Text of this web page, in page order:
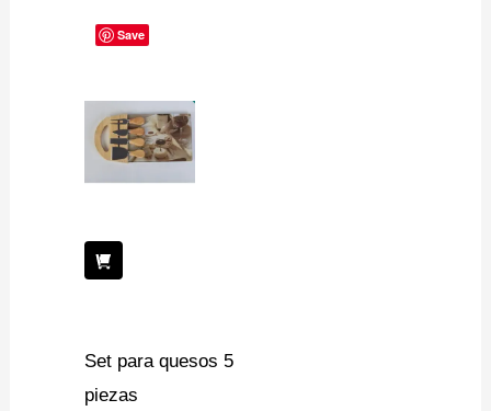
Save
Set para quesos 5
piezas